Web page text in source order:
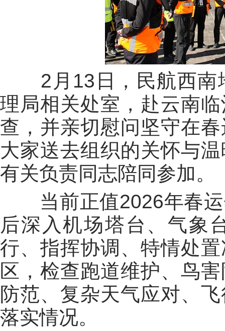
2月13日， 民航西
理局相关处室，赴云南
查，并亲切慰问坚守在
大家送去组织的关怀与
有关负责同志陪同参加。
当前正值2026年春
后深入机场塔台、气象
行、指挥协调、特情处置
区，检查跑道维护、鸟
防范、复杂天气应对、
落实情况。